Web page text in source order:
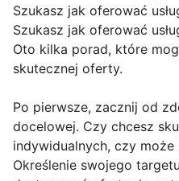
Szukasz jak oferować
Szukasz jak oferować
Oto kilka porad, które
skutecznej oferty.
Po pierwsze, zacznij od
docelowej. Czy chcesz
indywidualnych, czy
Określenie swojego